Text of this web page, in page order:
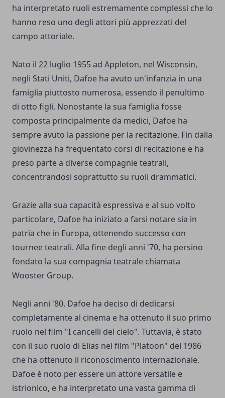
ha interpretato ruoli estremamente complessi che lo
hanno reso uno degli attori più apprezzati del
campo attoriale.
Nato il 22 luglio 1955 ad Appleton, nel Wisconsin,
negli Stati Uniti, Dafoe ha avuto un'infanzia in una
famiglia piuttosto numerosa, essendo il penultimo
di otto figli. Nonostante la sua famiglia fosse
composta principalmente da medici, Dafoe ha
sempre avuto la passione per la recitazione. Fin dalla
giovinezza ha frequentato corsi di recitazione e ha
preso parte a diverse compagnie teatrali,
concentrandosi soprattutto su ruoli drammatici.
Grazie alla sua capacità espressiva e al suo volto
particolare, Dafoe ha iniziato a farsi notare sia in
patria che in Europa, ottenendo successo con
tournee teatrali. Alla fine degli anni '70, ha persino
fondato la sua compagnia teatrale chiamata
Wooster Group.
Negli anni '80, Dafoe ha deciso di dedicarsi
completamente al cinema e ha ottenuto il suo primo
ruolo nel film "I cancelli del cielo". Tuttavia, è stato
con il suo ruolo di Elias nel film "Platoon" del 1986
che ha ottenuto il riconoscimento internazionale.
Dafoe è noto per essere un attore versatile e
istrionico, e ha interpretato una vasta gamma di